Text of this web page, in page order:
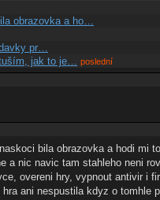
obrazovka a ho…
pr…
jak to je… poslední
bila obrazovka a hodi mi
a nic navic tam stahleho neni
overeni hry, vypnout antivir i
ani nespustila kdyz o tomhle